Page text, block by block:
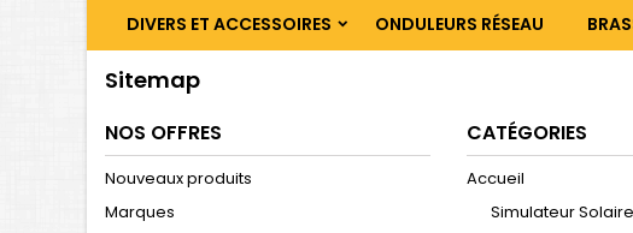
DIVERS ET ACCESSOIRES ONDULEURS RÉSEAU
Sitemap
NOS OFFRES
Nouveaux produits
Marques
CATÉGORIES
Accueil
Simulateur Solaire